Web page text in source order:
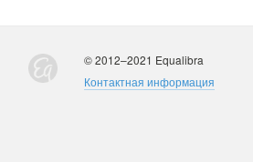
© 2012–2021 Equalibra
Контактная информация